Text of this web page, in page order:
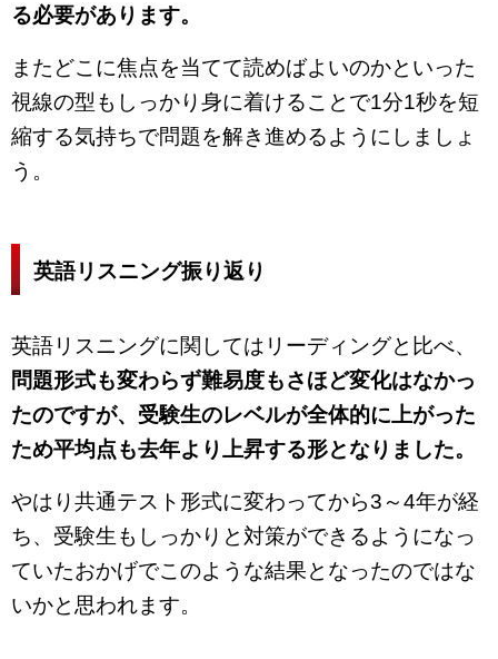
る必要があります。
またどこに焦点を当てて読めばよいのかといった
視線の型もしっかり身に着けることで1分1秒を短
縮する気持ちで問題を解き進めるようにしましょ
う。
英語リスニング振り返り
英語リスニングに関してはリーディングと比べ、
問題形式も変わらず難易度もさほど変化はなかっ
たのですが、受験生のレベルが全体的に上がった
ため平均点も去年より上昇する形となりました。
やはり共通テスト形式に変わってから3～4年が経
ち、受験生もしっかりと対策ができるようになっ
ていたおかげでこのような結果となったのではな
いかと思われます。